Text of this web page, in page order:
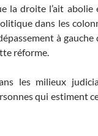
la droite l’ait abolie
dans les
à
réforme.
les milieux
qui estiment